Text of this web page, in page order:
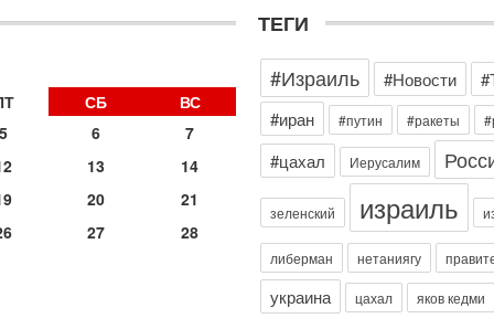
В
В
СБ
ВС
5 6
7
13
14
20
21
27
28
ТЕГИ
#Израиль
#Новости
#иран
#путин #ракеты
#цахал Иерусалим
зеленский израиль
либерман нетаниягу
украина цахал яков кедми